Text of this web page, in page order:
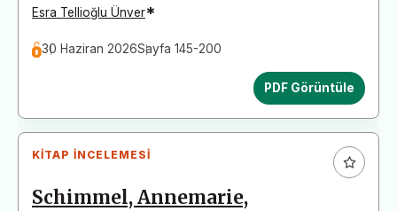
Esra Tellioğlu Ünver*
30 Haziran 2026Sayfa 145-200
PDF Görüntüle
KITAP İNCELEMESI
Schimmel, Annemarie,